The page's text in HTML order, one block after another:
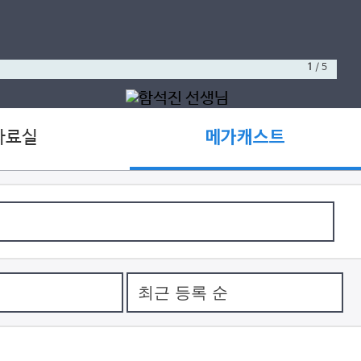
1 /5
료실 메가캐스트